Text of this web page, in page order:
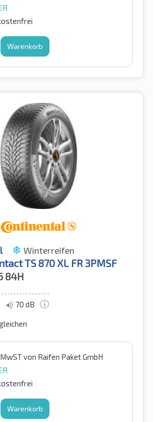
Warenkorb
Winterreifen
TS 870 XL FR 3PMSF
84H
70 dB
von Raifen Paket GmbH
Warenkorb